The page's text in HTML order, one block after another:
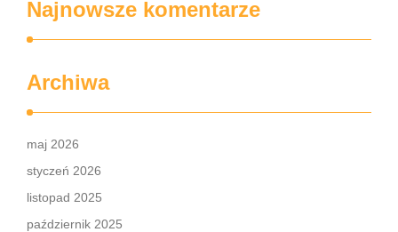
Najnowsze komentarze
Archiwa
maj 2026
styczeń 2026
listopad 2025
październik 2025